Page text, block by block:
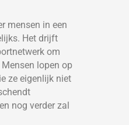
mensen in een
Het drijft
om
lopen op
ze eigenlijk niet
nog verder zal